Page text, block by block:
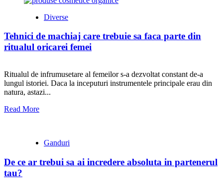
Diverse
Tehnici de machiaj care trebuie sa faca parte din
ritualul oricarei femei
Ritualul de infrumusetare al femeilor s-a dezvoltat constant de-a
lungul istoriei. Daca la inceputuri instrumentele principale erau din
natura, astazi...
Read More
Ganduri
De ce ar trebui sa ai incredere absoluta in partenerul
tau?